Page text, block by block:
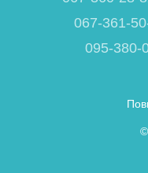
067-361-
095-380-